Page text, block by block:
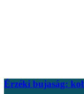
Érzéki bujaság: